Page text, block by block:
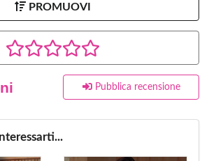
PROMUOVI
Pubblica recensione